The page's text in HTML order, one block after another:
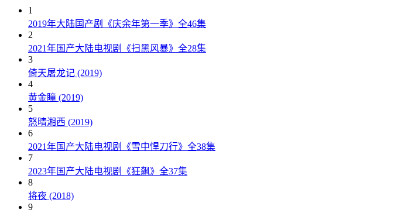
1
2019年大陆国产剧《庆余年第一季》全46集
2
2021年国产大陆电视剧《扫黑风暴》全28集
3
倚天屠龙记 (2019)
4
黄金瞳 (2019)
5
怒晴湘西 (2019)
6
2021年国产大陆电视剧《雪中悍刀行》全38集
7
2023年国产大陆电视剧《狂飙》全37集
8
将夜 (2018)
9